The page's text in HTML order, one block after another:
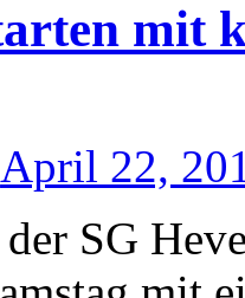
mit
April 22,
SG